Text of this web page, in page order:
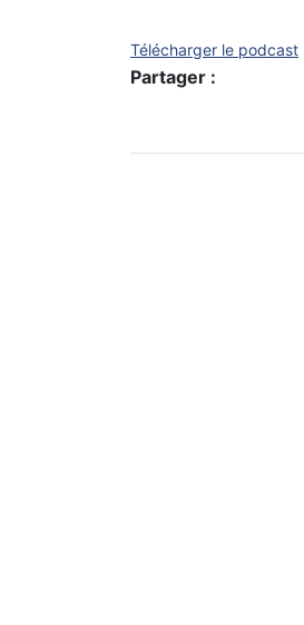
Télécharger le podcast
Partager :